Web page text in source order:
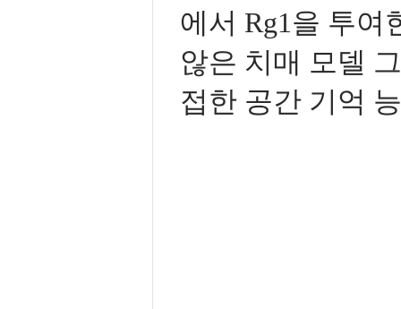
에서 Rg1을 투여
않은 치매 모델
접한 공간 기억